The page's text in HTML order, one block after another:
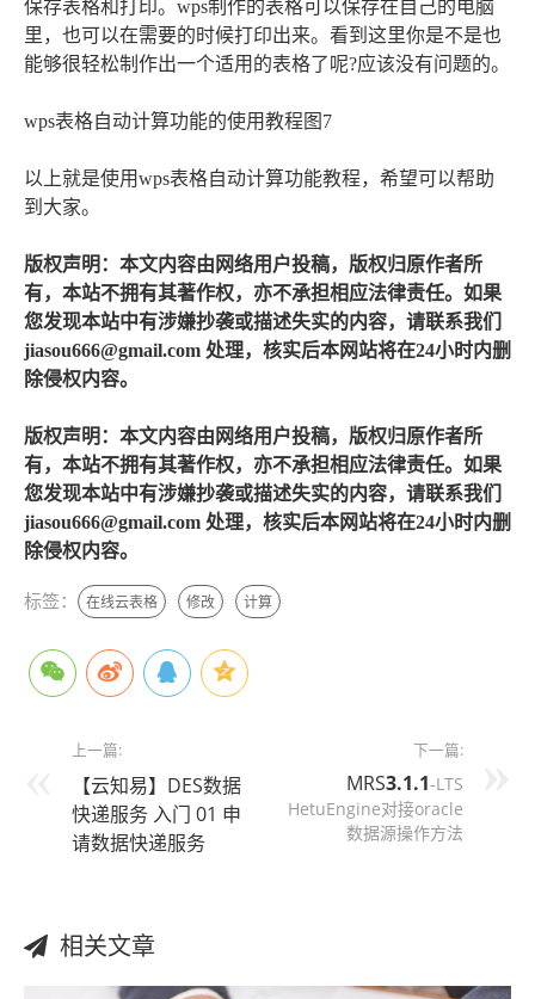
保存表格和打印。wps制作的表格可以保存在自己的电脑
里，也可以在需要的时候打印出来。看到这里你是不是也
能够很轻松制作出一个适用的表格了呢?应该没有问题的。
wps表格自动计算功能的使用教程图7
以上就是使用wps表格自动计算功能教程，希望可以帮助
到大家。
版权声明：本文内容由网络用户投稿，版权归原作者所
有，本站不拥有其著作权，亦不承担相应法律责任。如果
您发现本站中有涉嫌抄袭或描述失实的内容，请联系我们
jiasou666@gmail.com 处理，核实后本网站将在24小时内删
除侵权内容。
版权声明：本文内容由网络用户投稿，版权归原作者所
有，本站不拥有其著作权，亦不承担相应法律责任。如果
您发现本站中有涉嫌抄袭或描述失实的内容，请联系我们
jiasou666@gmail.com 处理，核实后本网站将在24小时内删
除侵权内容。
标签： 在线云表格 修改 计算
上一篇:
【云知易】DES数据
快递服务 入门 01 申
请数据快递服务
下一篇:
MRS3.1.1-LTS
HetuEngine对接oracle
数据源操作方法
相关文章